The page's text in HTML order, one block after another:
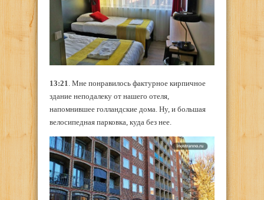
13:21 . Мне понравилось фактурное кирпичное
здание неподалеку от нашего отеля,
напомнившее голландские дома. Ну, и большая
велосипедная парковка, куда без нее.